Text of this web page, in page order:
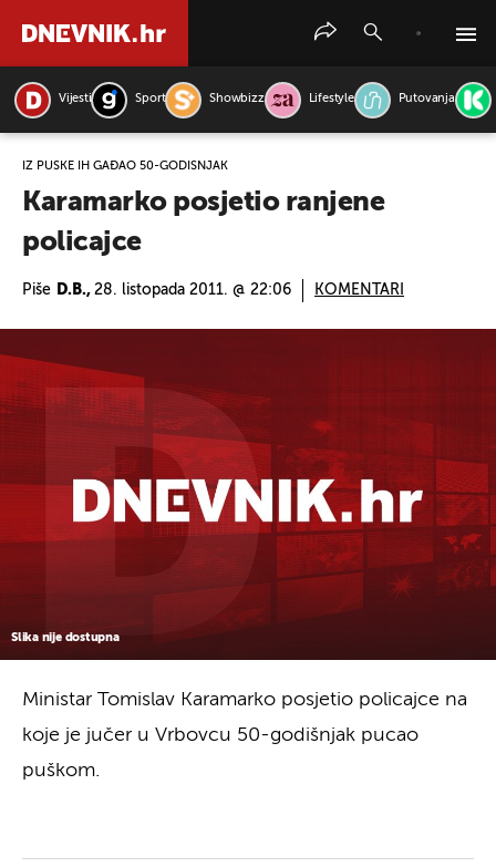
Vijesti Sport Showbizz Lifestyle Putovanja
IZ PUŠKE IH GAĐAO 50-GODIŠNJAK
Karamarko posjetio ranjene
policajce
Piše D.B., 28. listopada 2011. @ 22:06 KOMENTARI
Slika nije dostupna
Ministar Tomislav Karamarko posjetio policajce na
koje je jučer u Vrbovcu 50-godišnjak pucao
puškom.
PRETRAŽITE VIJESTI